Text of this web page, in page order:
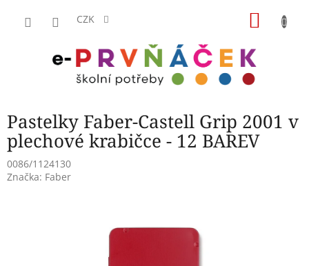
CZK
Pastelky Faber-Castell Grip 2001 v
plechové krabičce - 12 BAREV
0086/1124130
Značka: Faber